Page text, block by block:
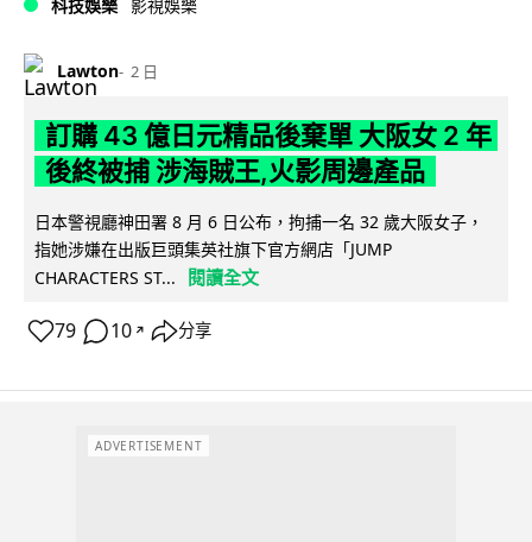
科技娛樂 影視娛樂
Lawton 2 日
訂購 43 億日元精品後棄單 大阪女 2 年
後終被捕 涉海賊王,火影周邊產品
日本警視廳神田署 8 月 6 日公布，拘捕一名 32 歲大阪女子，
指她涉嫌在出版巨頭集英社旗下官方網店「JUMP
CHARACTERS ST...
閱讀全文
79 10 ↗ 分享
ADVERTISEMENT